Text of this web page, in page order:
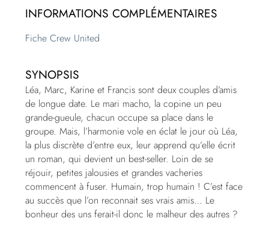
INFORMATIONS COMPLÉMENTAIRES
Fiche Crew United
SYNOPSIS
Léa, Marc, Karine et Francis sont deux couples d’amis
de longue date. Le mari macho, la copine un peu
grande-gueule, chacun occupe sa place dans le
groupe. Mais, l’harmonie vole en éclat le jour où Léa,
la plus discrète d’entre eux, leur apprend qu’elle écrit
un roman, qui devient un best-seller. Loin de se
réjouir, petites jalousies et grandes vacheries
commencent à fuser. Humain, trop humain ! C’est face
au succès que l’on reconnait ses vrais amis… Le
bonheur des uns ferait-il donc le malheur des autres ?